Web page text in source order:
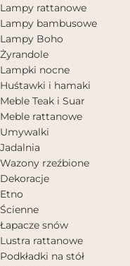
Lampy rattanowe
Lampy bambusowe
Lampy Boho
Żyrandole
Lampki nocne
Huśtawki i hamaki
Meble Teak i Suar
Meble rattanowe
Umywalki
Jadalnia
Wazony rzeźbione
Dekoracje
Etno
Ścienne
Łapacze snów
Lustra rattanowe
Podkładki na stół